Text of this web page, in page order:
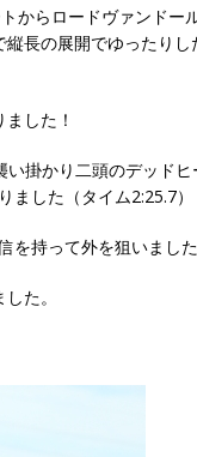
からロードヴァンドー
長の展開でゆったりし
した！
掛かり二頭のデッドヒ
した（タイム2:25.7）
を持って外を狙いまし
た。